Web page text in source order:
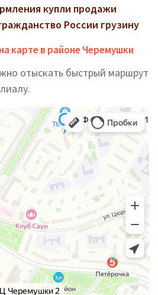
купли продажи
России грузину
карте в районе Черемушки
отыскать быстрый маршрут